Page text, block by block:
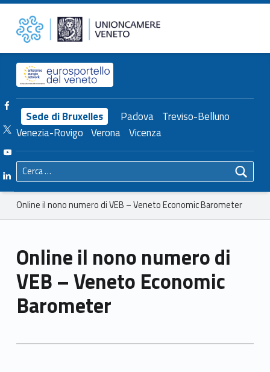
Online il nono numero di VEB – Veneto Economic Barometer – Unioncamere del Veneto Unioncamere del Veneto
Header info sidebar
Sede di Bruxelles Padova Treviso-Belluno
Venezia-Rovigo Verona Vicenza
Facebook Unioncamere Veneto
Twitter Unioncamere Veneto
Youtube Unioncamere Veneto
Linkedin Unioncamere Veneto
Ricerca per:
Breadcrumbs navigation
Online il nono numero di VEB – Veneto Economic Barometer
Online il nono numero di
VEB – Veneto Economic
Barometer